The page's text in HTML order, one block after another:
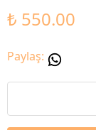
₺ 550.00
Paylaş: